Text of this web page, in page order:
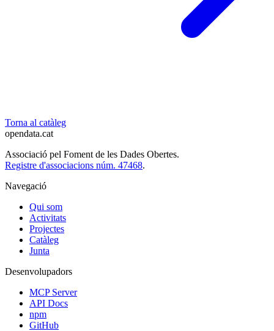
Torna al catàleg
opendata.cat
Associació pel Foment de les Dades Obertes.
Registre d'associacions núm. 47468.
Navegació
Qui som
Activitats
Projectes
Catàleg
Junta
Desenvolupadors
MCP Server
API Docs
npm
GitHub